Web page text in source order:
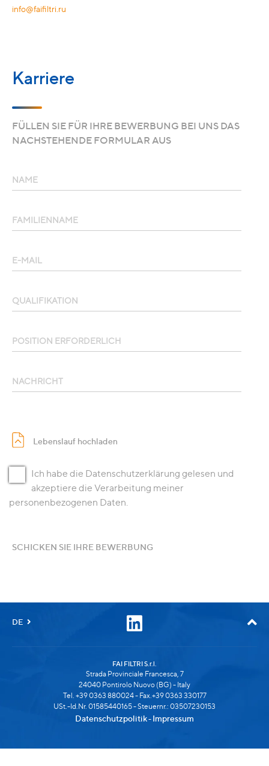
info@faifiltri.ru
Karriere
FÜLLEN SIE FÜR IHRE BEWERBUNG BEI UNS DAS
NACHSTEHENDE FORMULAR AUS
NAME
FAMILIENNAME
E-MAIL
QUALIFIKATION
POSITION ERFORDERLICH
NACHRICHT
Lebenslauf hochladen
Ich habe die Datenschutzerklärung gelesen und
akzeptiere die Verarbeitung meiner
personenbezogenen Daten.
SCHICKEN SIE IHRE BEWERBUNG
DE
FAI FILTRI S.r.l.
Strada Provinciale Francesca, 7
24040 Pontirolo Nuovo (BG) - Italy
Tel. +39 0363 880024 - Fax.+39 0363 330177
USt.-Id.Nr. 01585440165 - Steuernr.: 03507230153
Datenschutzpolitik- Impressum